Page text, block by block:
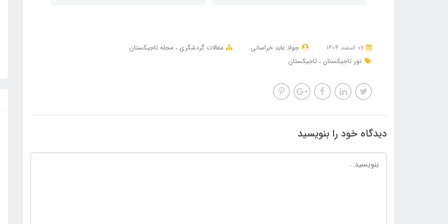
جواد عابد خراسانی مقالات گردشگری
مجله تاجیکستان
تور تاجیکستان تاجیکستان
دیدگاه خود را بنویسید